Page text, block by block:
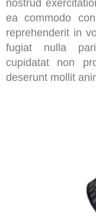
nostrud
ea commodo
reprehenderit in
fugiat nulla
cupidatat non
deserunt mollit